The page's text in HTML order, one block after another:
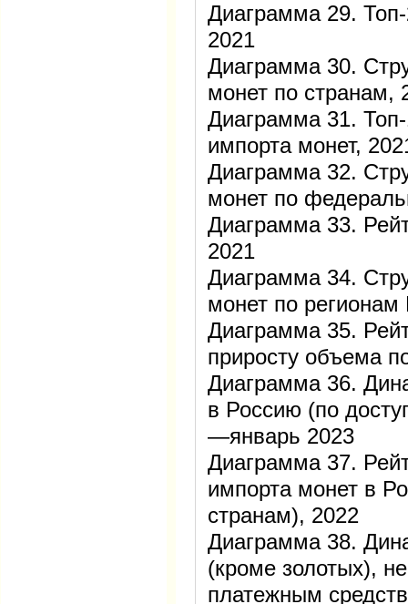
Диаграмма 29.
2021
Диаграмма 30.
монет по странам,
Диаграмма 31.
импорта монет,
Диаграмма 32.
монет по
Диаграмма 33.
2021
Диаграмма 34.
монет по регионам
Диаграмма 35.
приросту объема
Диаграмма 36.
в Россию (по
—январь 2023
Диаграмма 37.
импорта монет в
странам), 2022
Диаграмма 38.
(кроме золотых),
платежным